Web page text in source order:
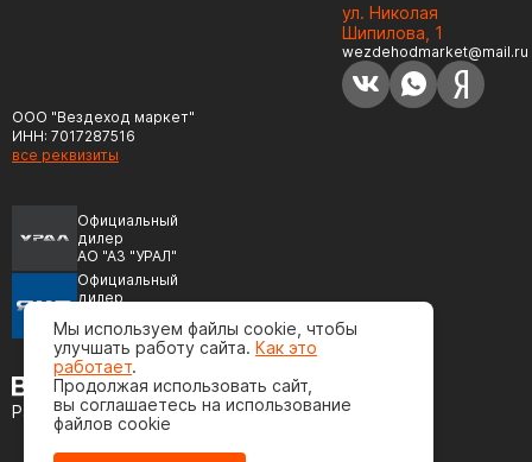
ООО "Вездеход маркет"
ИНН: 7017287516
все реквизиты
Официальный
дилер
АО "АЗ "УРАЛ"
Официальный
дилер
(ЯМЗ)
Разработка сайта
ул. Николая
Шипилова, 1
wezdehodmarket@mail.ru
Мы используем файлы cookie, чтобы
улучшать работу сайта. Как это
работает.
Продолжая использовать сайт,
вы соглашаетесь на использование
файлов cookie